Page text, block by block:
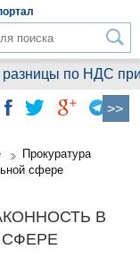
по НДС при
Прокуратура
сфере
В